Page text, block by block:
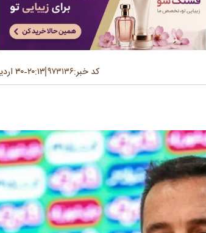
کد خبر:۹۷۳۱۳۶ ۲۰:۱۳-۳۰ اردیبهشت ۱۴۰۵